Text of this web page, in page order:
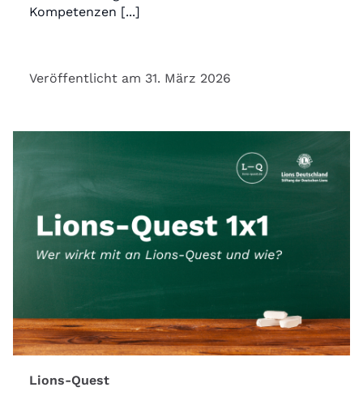
Kompetenzen [...]
Veröffentlicht am 31. März 2026
Lions-Quest